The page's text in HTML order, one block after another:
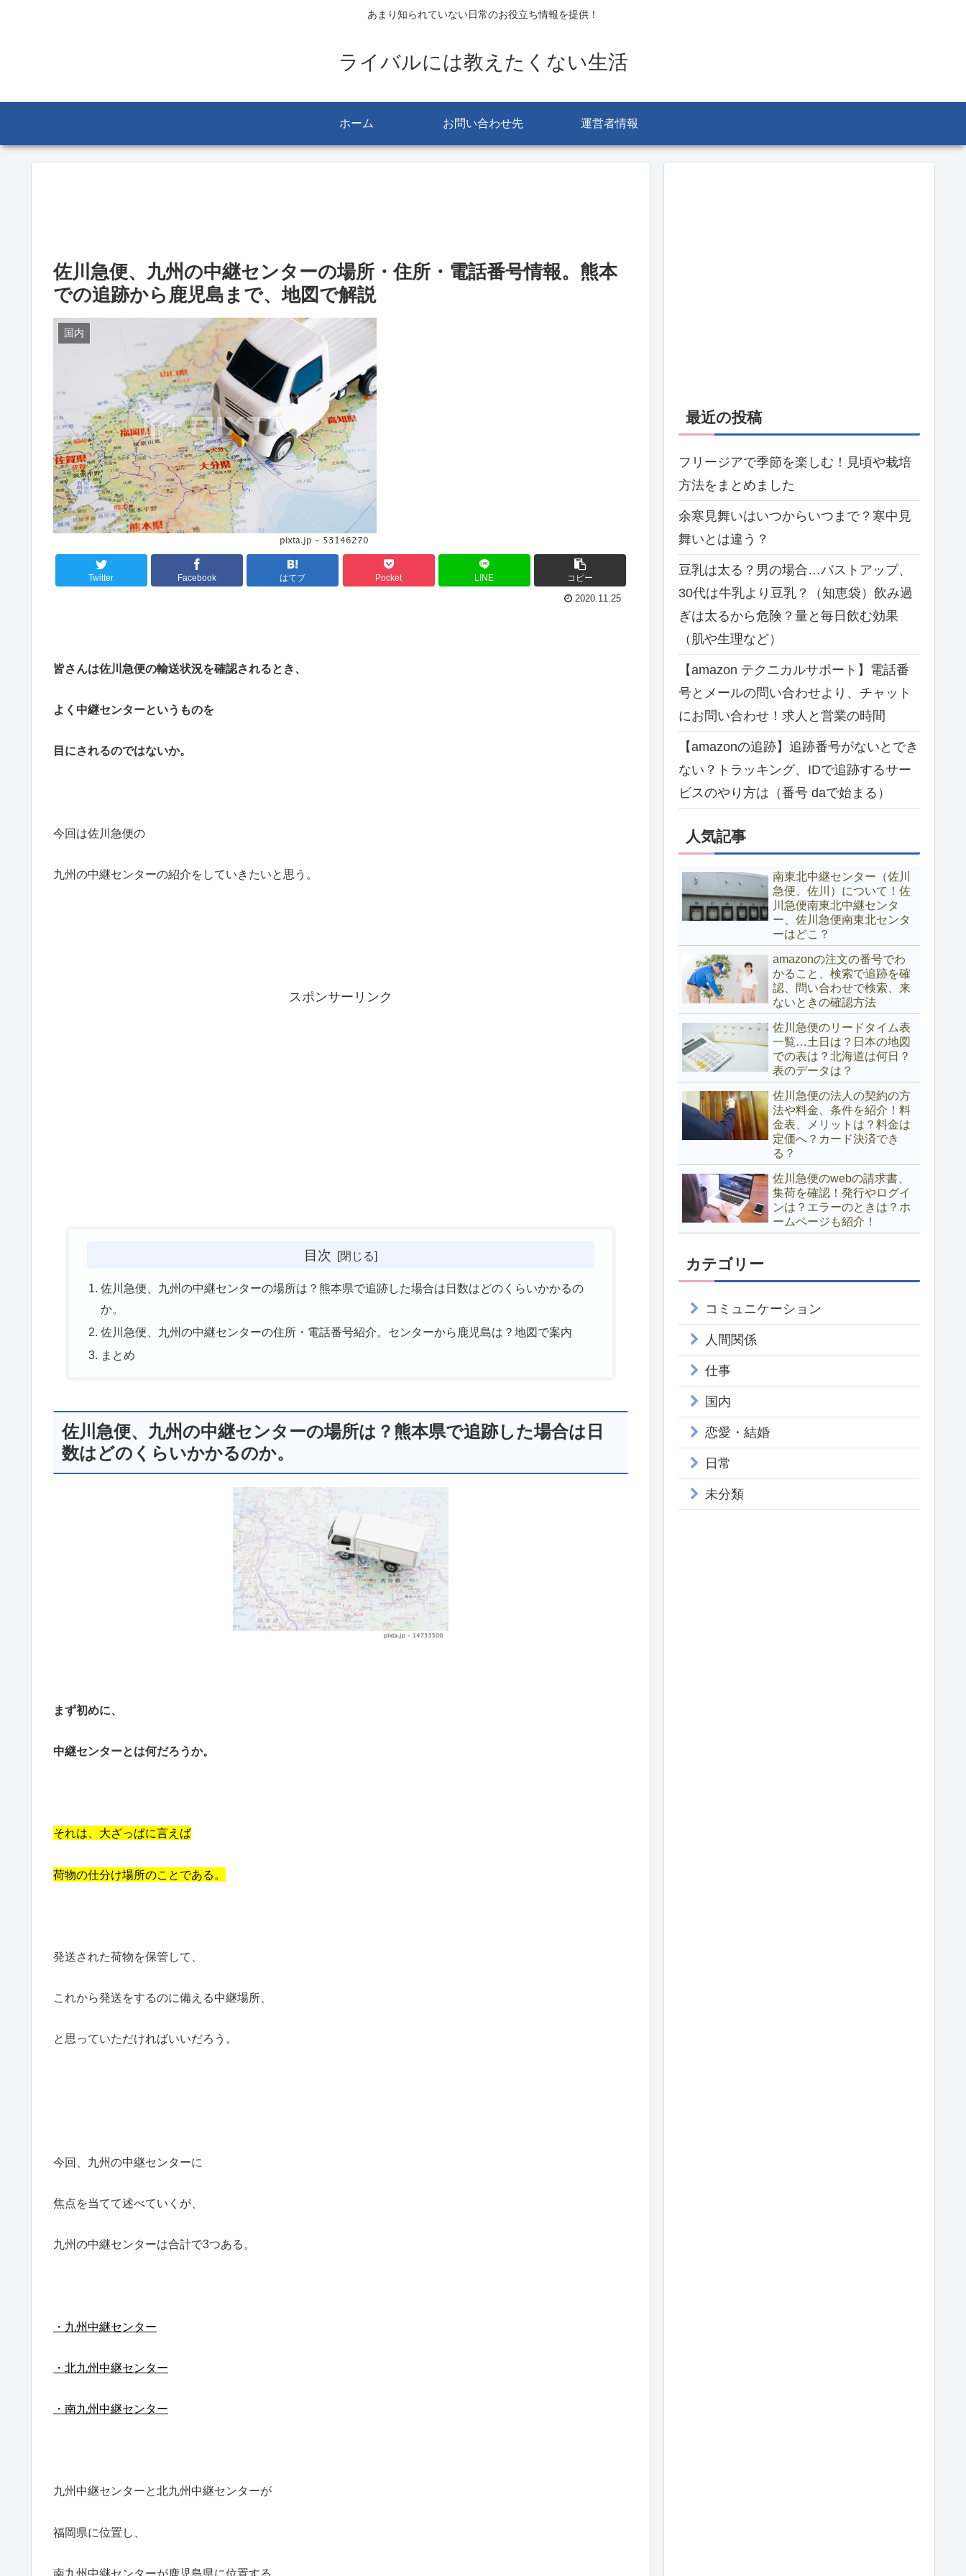
あまり知られていない日常のお役立ち情報を提供！
ライバルには教えたくない生活
ホーム お問い合わせ先 運営者情報
佐川急便、九州の中継センターの場所・住所・電話番号情報。熊本
での追跡から鹿児島まで、地図で解説
国内
Twitter Facebook はてブ Pocket LINE コピー
2020.11.25
皆さんは佐川急便の輸送状況を確認されるとき、
よく中継センターというものを
目にされるのではないか。
今回は佐川急便の
九州の中継センターの紹介をしていきたいと思う。
スポンサーリンク
目次
佐川急便、九州の中継センターの場所は？熊本県で追跡した場合は日数はどのくらいかかるの
か。
佐川急便、九州の中継センターの住所・電話番号紹介。センターから鹿児島は？地図で案内
まとめ
佐川急便、九州の中継センターの場所は？熊本県で追跡した場合は日
数はどのくらいかかるのか。
まず初めに、
中継センターとは何だろうか。
それは、大ざっぱに言えば
荷物の仕分け場所のことである。
発送された荷物を保管して、
これから発送をするのに備える中継場所、
と思っていただければいいだろう。
今回、九州の中継センターに
焦点を当てて述べていくが、
九州の中継センターは合計で3つある。
・九州中継センター
・北九州中継センター
・南九州中継センター
九州中継センターと北九州中継センターが
福岡県に位置し、
南九州中継センターが鹿児島県に位置する。
最近の投稿
フリージアで季節を楽しむ！見頃や栽培
方法をまとめました
余寒見舞いはいつからいつまで？寒中見
舞いとは違う？
豆乳は太る？男の場合…バストアップ、
30代は牛乳より豆乳？（知恵袋）飲み過
ぎは太るから危険？量と毎日飲む効果
（肌や生理など）
【amazon テクニカルサポート】電話番
号とメールの問い合わせより、チャット
にお問い合わせ！求人と営業の時間
【amazonの追跡】追跡番号がないとでき
ない？トラッキング、IDで追跡するサー
ビスのやり方は（番号 daで始まる）
人気記事
南東北中継センター（佐川
急便、佐川）について！佐
川急便南東北中継センタ
ー、佐川急便南東北センタ
ーはどこ？
amazonの注文の番号でわ
かること、検索で追跡を確
認、問い合わせで検索、来
ないときの確認方法
佐川急便のリードタイム表
一覧…土日は？日本の地図
での表は？北海道は何日？
表のデータは？
佐川急便の法人の契約の方
法や料金、条件を紹介！料
金表、メリットは？料金は
定価へ？カード決済でき
る？
佐川急便のwebの請求書、
集荷を確認！発行やログイ
ンは？エラーのときは？ホ
ームページも紹介！
カテゴリー
コミュニケーション
人間関係
仕事
国内
恋愛・結婚
日常
未分類